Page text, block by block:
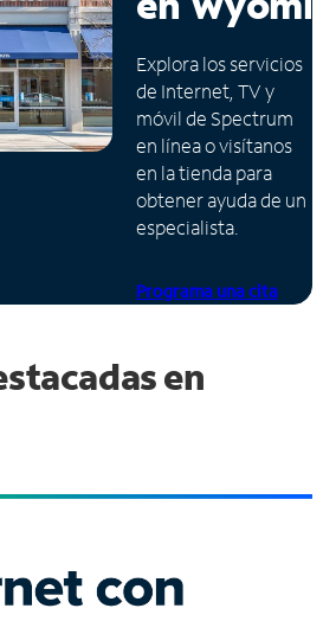
Explora los servicios
de Internet, TV y
móvil de Spectrum
en línea o visítanos
en la tienda para
obtener ayuda de un
especialista.
Programa una cita
en